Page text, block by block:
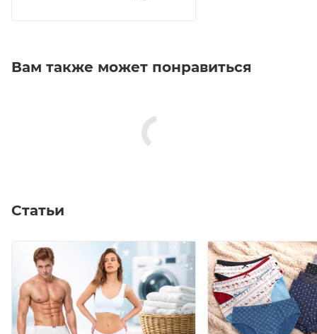
Вам также может понравиться
Статьи